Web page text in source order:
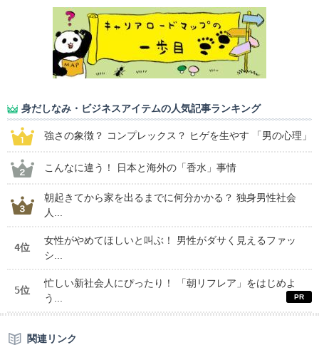
身だしなみ・ビジネスアイテムの人気記事ランキング
強さの象徴？ コンプレックス？ ヒゲを生やす 「男の心理」
こんなに違う！ 日本と海外の「香水」事情
朝起きてから家を出るまでに何分かかる？ 独身男性社会
人...
4位
女性がやめてほしいと叫ぶ！ 男性がダサく見えるファッ
シ...
5位
忙しい新社会人にぴったり！ 「朝リフレア」をはじめよ
う...
関連リンク